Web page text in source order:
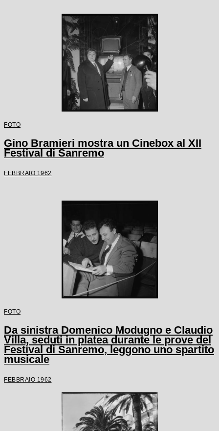
FOTO
Gino Bramieri mostra un Cinebox al XII
Festival di Sanremo
FEBBRAIO 1962
FOTO
Da sinistra Domenico Modugno e Claudio
Villa, seduti in platea durante le prove del
Festival di Sanremo, leggono uno spartito
musicale
FEBBRAIO 1962